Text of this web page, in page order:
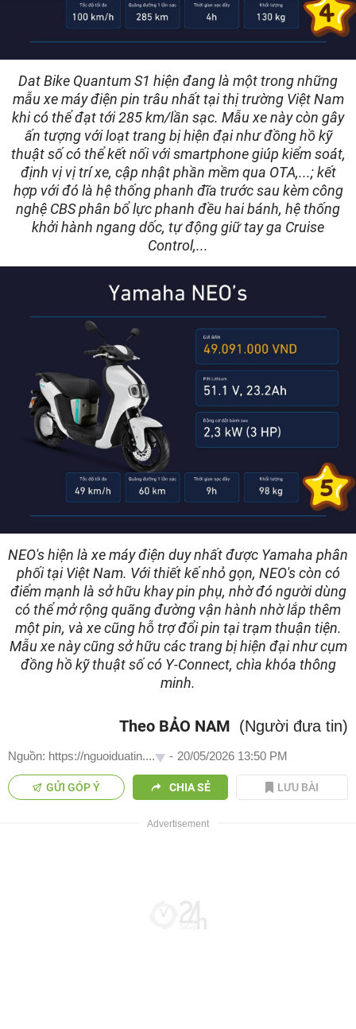
Dat Bike Quantum S1 hiện đang là một trong những
mẫu xe máy điện pin trâu nhất tại thị trường Việt Nam
khi có thể đạt tới 285 km/lần sạc. Mẫu xe này còn gây
ấn tượng với loạt trang bị hiện đại như đồng hồ kỹ
thuật số có thể kết nối với smartphone giúp kiểm soát,
định vị vị trí xe, cập nhật phần mềm qua OTA,...; kết
hợp với đó là hệ thống phanh đĩa trước sau kèm công
nghệ CBS phân bổ lực phanh đều hai bánh, hệ thống
khởi hành ngang dốc, tự động giữ tay ga Cruise
Control,...
NEO's hiện là xe máy điện duy nhất được Yamaha phân
phối tại Việt Nam. Với thiết kế nhỏ gọn, NEO's còn có
điểm mạnh là sở hữu khay pin phụ, nhờ đó người dùng
có thể mở rộng quãng đường vận hành nhờ lắp thêm
một pin, và xe cũng hỗ trợ đổi pin tại trạm thuận tiện.
Mẫu xe này cũng sở hữu các trang bị hiện đại như cụm
đồng hồ kỹ thuật số có Y-Connect, chìa khóa thông
minh.
Theo BẢO NAM (Người đưa tin)
Nguồn: https://nguoiduatin.... - 20/05/2026 13:50 PM
GỬI GÓP Ý CHIA SẺ LƯU BÀI